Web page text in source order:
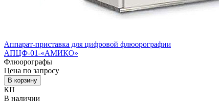
Аппарат-приставка для цифровой флюорографии
АПЦФ-01-«АМИКО»
Флюорографы
Цена по запросу
В корзину
КП
В наличии